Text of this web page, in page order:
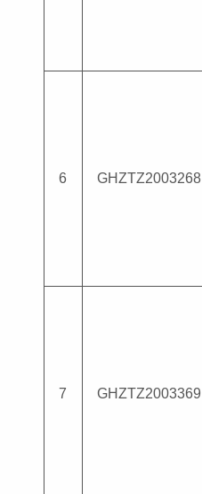
6 GHZTZ2003268
7 GHZTZ2003369